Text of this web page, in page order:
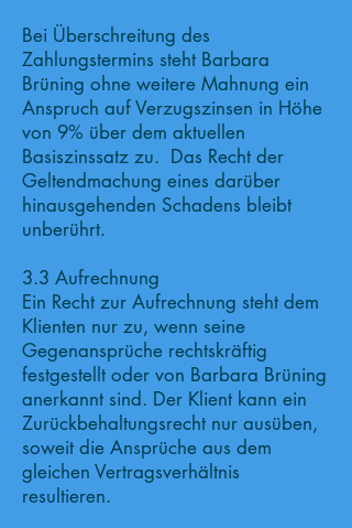
Bei Überschreitung des
Zahlungstermins steht Barbara
Brüning ohne weitere Mahnung ein
Anspruch auf Verzugszinsen in Höhe
von 9% über dem aktuellen
Basiszinssatz zu. Das Recht der
Geltendmachung eines darüber
hinausgehenden Schadens bleibt
unberührt.
3.3 Aufrechnung
Ein Recht zur Aufrechnung steht dem
Klienten nur zu, wenn seine
Gegenansprüche rechtskräftig
festgestellt oder von Barbara Brüning
anerkannt sind. Der Klient kann ein
Zurückbehaltungsrecht nur ausüben,
soweit die Ansprüche aus dem
gleichen Vertragsverhältnis
resultieren.